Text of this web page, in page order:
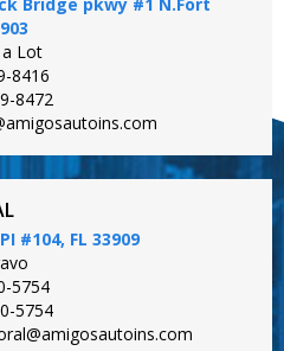
a Lot
8416
8472
#104, FL 33909
5754
5754